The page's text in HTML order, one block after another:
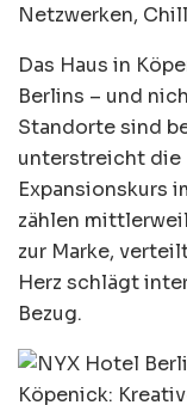
Netzwerken,
Das Haus in
Berlins – und
Standorte sind
unterstreicht die
Expansionskurs
zählen
zur Marke,
Herz schlägt
Bezug.